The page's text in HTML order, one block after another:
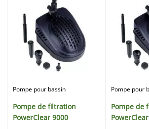
Pompe pour bassin
Pompe de filtration
PowerClear 9000
Pompe pour
Pompe de